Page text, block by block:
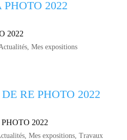
2022
, Mes expositions
2022
, Mes expositions, Travaux